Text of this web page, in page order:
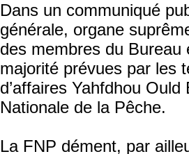
Dans un communiqué
générale, organe
des membres du
majorité prévues par les
d’affaires Yahfdhou
Nationale de la Pêche.
La FNP dément, par